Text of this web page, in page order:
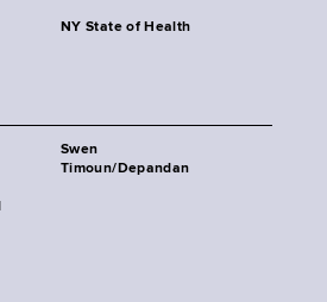
NY State of Health
Swen
Timoun/Depandan